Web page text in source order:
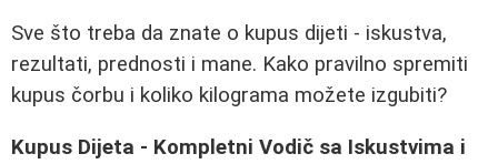
Sve što treba da znate o kupus dijeti - iskustva,
rezultati, prednosti i mane. Kako pravilno spremiti
kupus čorbu i koliko kilograma možete izgubiti?
Kupus Dijeta - Kompletni Vodič sa Iskustvima i